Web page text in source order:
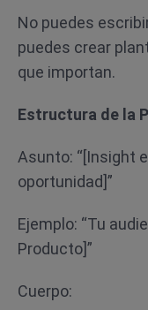
No puedes
puedes crear
que importan.
Estructura de la
Asunto: “[Insight
oportunidad]”
Ejemplo: “Tu
Producto]”
Cuerpo: